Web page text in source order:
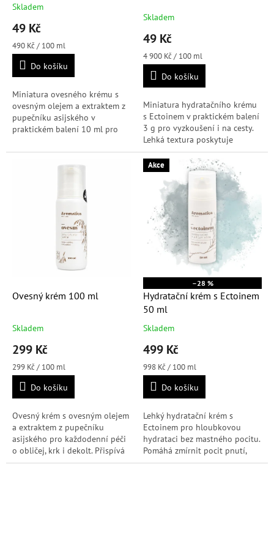
Průměrné
produktu
je
5,0
5
hvězdiček.
Skladem
49 Kč
Měrná
cena:
490 Kč / 100 ml
Do košíku
Miniatura ovesného krému s
ovesným olejem a extraktem z
pupečníku asijského v
praktickém balení 10 ml pro
vhodný pro každodenní péči o
Skladem
49 Kč
Měrná
cena:
4 900 Kč / 100 ml
Do košíku
Miniatura hydratačního krému
s Ectoinem v praktickém balení
3 g pro vyzkoušení i na cesty.
Lehká textura poskytuje
hloubkovou hydrataci bez
mastného pocitu, pomáhá
zmírnit pocit...
Ovesný krém 100 ml
Průměrné
produktu
je
4,9
5
hvězdiček.
Skladem
299 Kč
Měrná
cena:
299 Kč / 100 ml
Do košíku
Ovesný krém s ovesným olejem
a extraktem z pupečníku
asijského pro každodenní péči
o obličej, krk i dekolt. Přispívá
ke zklidnění pleti a podpoře
Akce
–28 %
Hydratační krém s Ectoinem
50 ml
Průměrné
produktu
je
5,0
5
hvězdiček.
Skladem
499 Kč
Měrná
cena:
998 Kč / 100 ml
Do košíku
Lehký hydratační krém s
Ectoinem pro hloubkovou
hydrataci bez mastného pocitu.
Pomáhá zmírnit pocit pnutí,
přispívá ke zklidnění a chrání